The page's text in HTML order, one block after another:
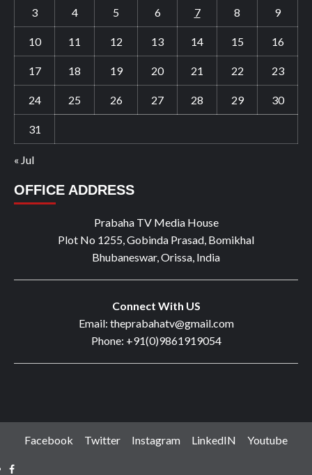
3 4 5 6 7 8 9
10 11 12 13 14 15 16
17 18 19 20 21 22 23
24 25 26 27 28 29 30
31
« Jul
OFFICE ADDRESS
Prabaha TV Media House
Plot No 1255, Gobinda Prasad, Bomikhal
Bhubaneswar, Orissa, India
Connect With US
Email: theprabahatv@gmail.com
Phone: +91(0)9861919054
Facebook Twitter Instagram LinkedIN Youtube
Facebook